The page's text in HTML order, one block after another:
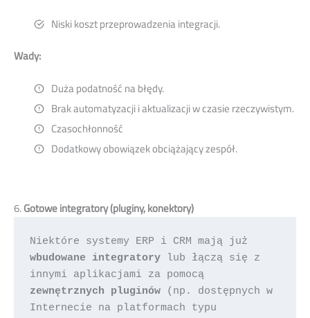
Niski koszt przeprowadzenia integracji.
Wady:
Duża podatność na błędy.
Brak automatyzacji i aktualizacji w czasie rzeczywistym.
Czasochłonność
Dodatkowy obowiązek obciążający zespół.
6.Gotowe integratory (pluginy, konektory)
wbudowane integratory lub łączą się z
zewnętrznych pluginów (np. dostępnych w
Internecie na platformach typu